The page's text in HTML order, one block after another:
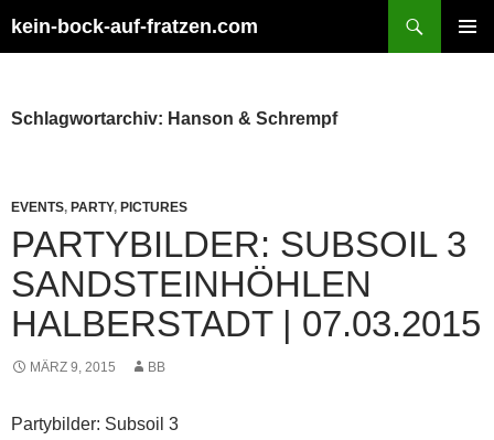
Inhalt
kein-bock-auf-fratzen.com
Schlagwortarchiv: Hanson & Schrempf
EVENTS, PARTY, PICTURES
PARTYBILDER: SUBSOIL 3
SANDSTEINHÖHLEN
HALBERSTADT | 07.03.2015
MÄRZ 9, 2015 BB
Partybilder: Subsoil 3